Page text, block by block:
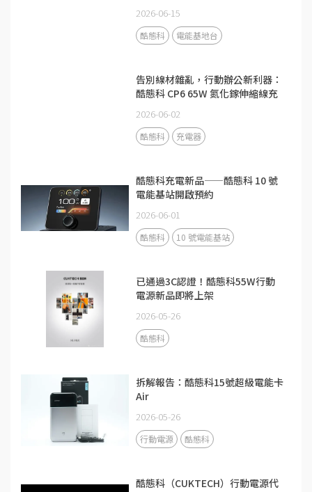
2026-06-15
酷態科 電能基地台
告別線材雜亂，行動辦公新利器：
酷態科 CP6 65W 氮化鎵伸縮線充
2026-06-02
酷態科 充電器
酷態科充電新品——酷態科 10 號
電能基站開啟預約
2026-06-01
酷態科 10 號電能基站
已通過3C認證！酷態科55W行動
電源新品即將上架
2026-05-26
酷態科
拆解報告：酷態科15號超級電能卡
Air
2026-05-26
行動電源 酷態科
酷態科（CUKTECH）行動電源代